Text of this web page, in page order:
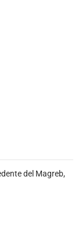
del Magreb,